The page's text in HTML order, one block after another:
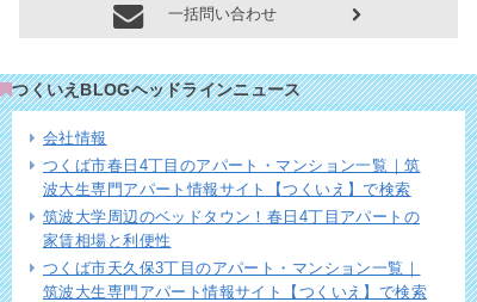
一括問い合わせ
つくいえBLOGヘッドラインニュース
会社情報
つくば市春日4丁目のアパート・マンション一覧｜筑
波大生専門アパート情報サイト【つくいえ】で検索
筑波大学周辺のベッドタウン！春日4丁目アパートの
家賃相場と利便性
つくば市天久保3丁目のアパート・マンション一覧｜
筑波大生専門アパート情報サイト【つくいえ】で検索